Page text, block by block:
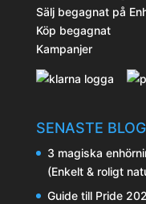
Sälj begagnat på
Köp begagnat
Kampanjer
SENASTE
3 magiska
(Enkelt & roligt
Guide till Pride